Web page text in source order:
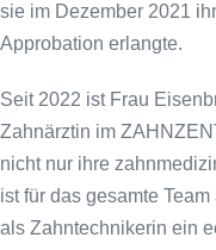
sie im Dezember 2021
Approbation erlangte.
Seit 2022 ist Frau
Zahnärztin im
nicht nur ihre
ist für das gesamte
als Zahntechnikerin ein